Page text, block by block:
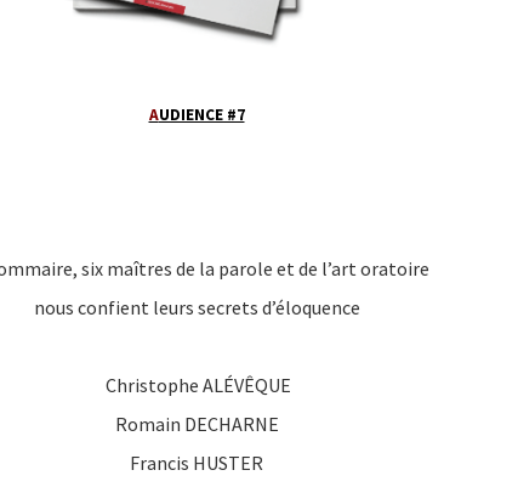
AUDIENCE #7
six maîtres de la parole et de l’art oratoire
nous confient leurs secrets d’éloquence
Christophe ALÉVÊQUE
Romain DECHARNE
Francis HUSTER